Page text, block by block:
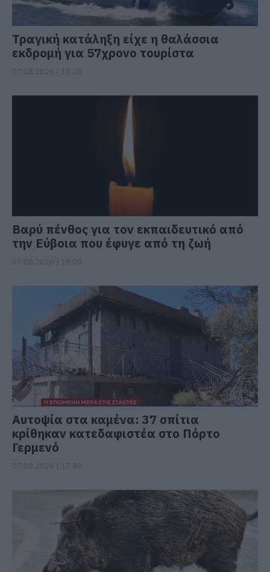
Τραγική κατάληξη είχε η θαλάσσια
εκδρομή για 57χρονο τουρίστα
Βαρύ πένθος για τον εκπαιδευτικό από
την Εύβοια που έφυγε από τη ζωή
Αυτοψία στα καμένα: 37 σπίτια
κρίθηκαν κατεδαφιστέα στο Πόρτο
Γερμενό